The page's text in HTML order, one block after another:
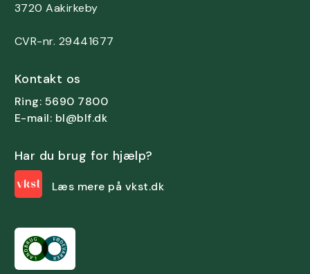
3720 Aakirkeby
CVR-nr. 29441677
Kontakt os
Ring: 5690 7800
E-mail: bl@blf.dk
Har du brug for hjælp?
Læs mere på vkst.dk